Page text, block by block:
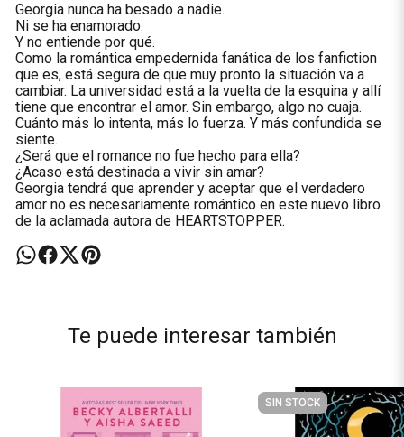
Georgia nunca ha besado a nadie.
Ni se ha enamorado.
Y no entiende por qué.
Como la romántica empedernida fanática de los fanfiction
que es, está segura de que muy pronto la situación va a
cambiar. La universidad está a la vuelta de la esquina y allí
tiene que encontrar el amor. Sin embargo, algo no cuaja.
Cuánto más lo intenta, más lo fuerza. Y más confundida se
siente.
¿Será que el romance no fue hecho para ella?
¿Acaso está destinada a vivir sin amar?
Georgia tendrá que aprender y aceptar que el verdadero
amor no es necesariamente romántico en este nuevo libro
de la aclamada autora de HEARTSTOPPER.
Te puede interesar también
SIN STOCK